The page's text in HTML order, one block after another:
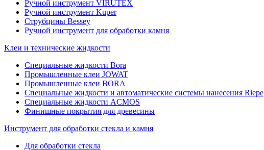
Ручной инструмент VIRUTEX
Ручной инструмент Kuper
Струбцины Bessey
Ручной инструмент для обработки камня
Клеи и технические жидкости
Специальные жидкости Bora
Промышленные клеи JOWAT
Промышленные клеи BORA
Специальные жидкости и автоматические системы нанесения Riepe
Специальные жидкости ACMOS
Финишные покрытия для древесины
Инструмент для обработки стекла и камня
Для обработки стекла